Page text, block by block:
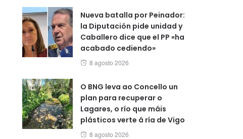
Nueva batalla por Peinador:
la Diputación pide unidad y
Caballero dice que el PP «ha
acabado cediendo»
Posted
8 agosto 2026
O BNG leva ao Concello un
plan para recuperar o
Lagares, o río que máis
plásticos verte á ría de Vigo
Posted
8 agosto 2026